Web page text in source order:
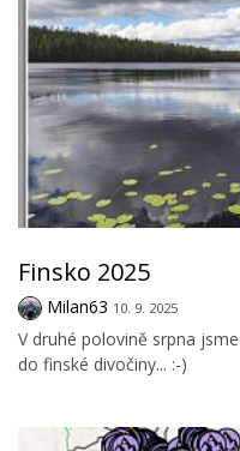
Finsko 2025
Milan63 10. 9. 2025
V druhé polovině srpna
do finské divočiny... :-)